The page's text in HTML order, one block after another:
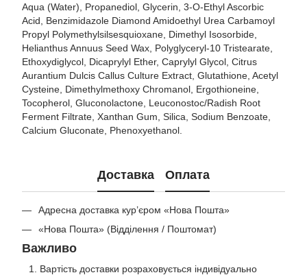
Aqua (Water), Propanediol, Glycerin, 3-O-Ethyl Ascorbic
Acid, Benzimidazole Diamond Amidoethyl Urea Carbamoyl
Propyl Polymethylsilsesquioxane, Dimethyl Isosorbide,
Helianthus Annuus Seed Wax, Polyglyceryl-10 Tristearate,
Ethoxydiglycol, Dicaprylyl Ether, Caprylyl Glycol, Citrus
Aurantium Dulcis Callus Culture Extract, Glutathione, Acetyl
Cysteine, Dimethylmethoxy Chromanol, Ergothioneine,
Tocopherol, Gluconolactone, Leuconostoc/Radish Root
Ferment Filtrate, Xanthan Gum, Silica, Sodium Benzoate,
Calcium Gluconate, Phenoxyethanol.
Доставка Оплата
Адресна доставка кур’єром «Нова Пошта»
«Нова Пошта» (Відділення / Поштомат)
Важливо
Вартість доставки розраховується індивідуально